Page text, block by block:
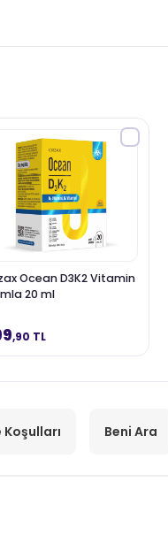
Ocean D3K2 Vitamin
20 ml
,90 TL
Koşulları Beni Ara